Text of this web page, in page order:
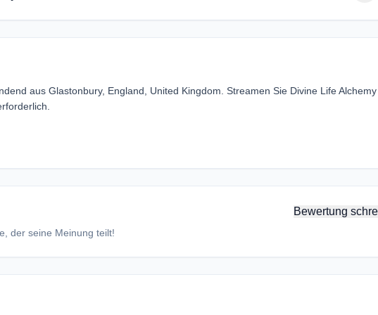
aus Glastonbury, England, United Kingdom. Streamen Sie Divine Life Alchemy
Bewertung
der seine Meinung teilt!